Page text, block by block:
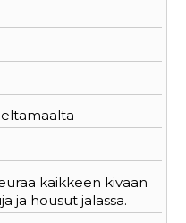
kaikkeen kivaan
ja housut jalassa.